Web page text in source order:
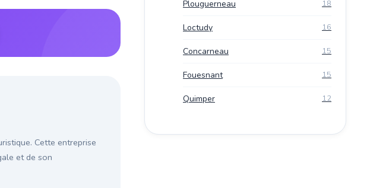
Cette entreprise
et de son
Plouguerneau 18
Loctudy 16
Concarneau 15
Fouesnant 15
Quimper 12